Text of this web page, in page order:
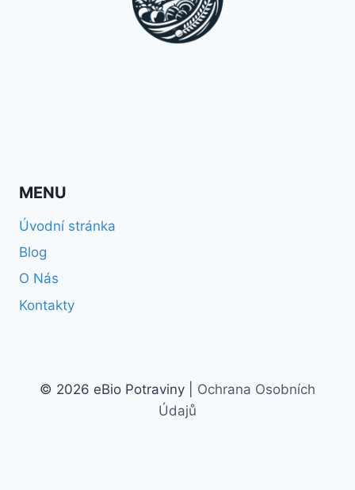
MENU
Úvodní stránka
Blog
O Nás
Kontakty
© 2026 eBio Potraviny | Ochrana Osobních
Údajů